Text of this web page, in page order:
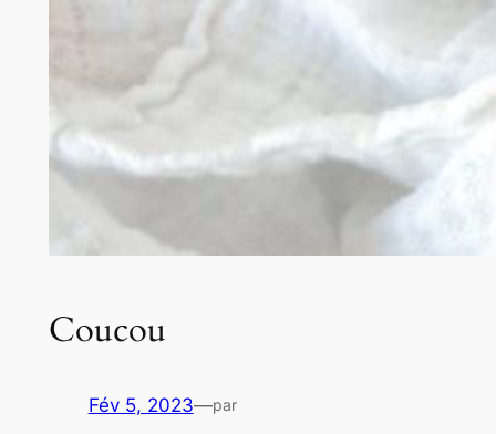
Coucou
Fév 5, 2023—par